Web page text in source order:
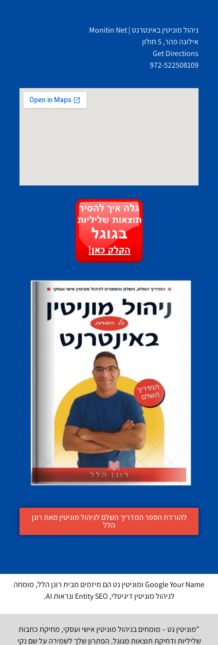
ניהול מוניטין באינטרנט | Monitin Net
אילונה פהר, 5 חולון
Get Directions
972-522508109
להורדת הספר המדריך השלם לניהול מוניטין מאת רונן
הלל
Google Your Name ומוניטין נט הם מיזמים מבית רונן הלל, מומחה
לניהול מוניטין דיגיטלי, Entity SEO ונראות AI.
"מוניטין נט – מומחים בניהול מוניטין אישי ועסקי, מחיקת כתבות
שליליות ודחיקת תוצאות מגוגל. הפתרון שלך לשמירה על שם נקי